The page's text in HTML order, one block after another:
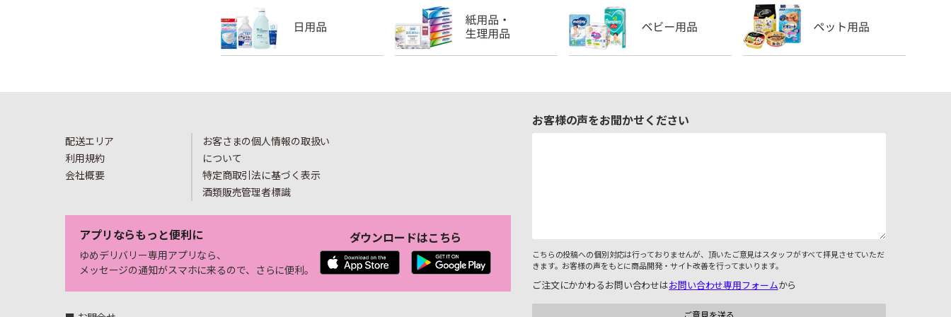
配送エリア
利用規約
会社概要
お客さまの個人情報の取扱い
について
特定商取引法に基づく表示
酒類販売管理者標識
アプリならもっと便利に
ゆめデリバリー専用アプリなら、
メッセージの通知がスマホに来るので、さらに便利。
ダウンロードはこちら
お客様の声をお聞かせください
こちらの投稿への個別対応は行っておりませんが、頂いたご意見はスタッフがすべて拝見させていただ
きます。お客様の声をもとに商品開発・サイト改善を行ってまいります。
ご注文にかかわるお問い合わせはお問い合わせ専用フォームから